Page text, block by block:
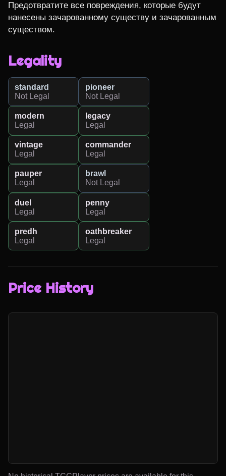
Предотвратите все повреждения, которые будут
нанесены зачарованному существу и зачарованным
существом.
Legality
standard
Not Legal
pioneer
Not Legal
modern
Legal
legacy
Legal
vintage
Legal
commander
Legal
pauper
Legal
brawl
Not Legal
duel
Legal
penny
Legal
predh
Legal
oathbreaker
Legal
Price History